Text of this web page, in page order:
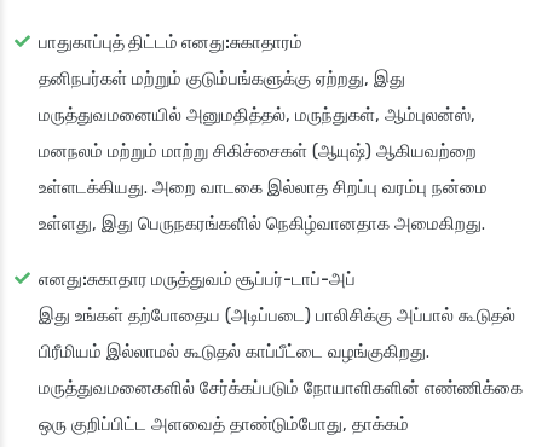
பாதுகாப்புத் திட்டம் எனது:சுகாதாரம்
தனிநபர்கள் மற்றும் குடும்பங்களுக்கு ஏற்றது, இது
மருத்துவமனையில் அனுமதித்தல், மருந்துகள், ஆம்புலன்ஸ்,
மனநலம் மற்றும் மாற்று சிகிச்சைகள் (ஆயுஷ்) ஆகியவற்றை
உள்ளடக்கியது. அறை வாடகை இல்லாத சிறப்பு வரம்பு நன்மை
உள்ளது, இது பெருநகரங்களில் நெகிழ்வானதாக அமைகிறது.
எனது:சுகாதார மருத்துவம் சூப்பர்-டாப்-அப்
இது உங்கள் தற்போதைய (அடிப்படை) பாலிசிக்கு அப்பால் கூடுதல்
பிரீமியம் இல்லாமல் கூடுதல் காப்பீட்டை வழங்குகிறது.
மருத்துவமனைகளில் சேர்க்கப்படும் நோயாளிகளின் எண்ணிக்கை
ஒரு குறிப்பிட்ட அளவைத் தாண்டும்போது, தாக்கம்